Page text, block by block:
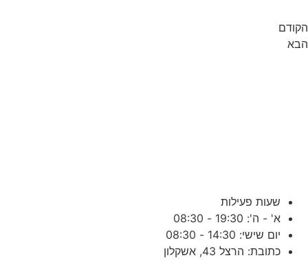
הקודם
הבא
שעות פעילות
א' - ה': 19:30 - 08:30
יום שישי: 14:30 - 08:30
כתובת: הרצל 43, אשקלון